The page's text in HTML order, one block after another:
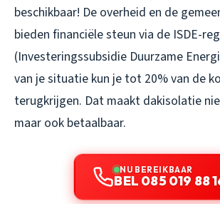
beschikbaar! De overheid en de
bieden financiële steun via de ISDE-
(Investeringssubsidie Duurzame
van je situatie kun je tot 20% van de
terugkrijgen. Dat maakt dakisolatie
maar ook betaalbaar.
NU BEREIKBAAR
BEL 085 019 88